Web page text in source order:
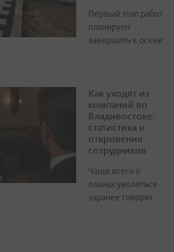
Первый этап работ
планируют
завершить к осени
Как уходят из
компаний во
Владивостоке:
статистика и
откровения
сотрудников
Чаще всего о
планах уволиться
заранее говорят